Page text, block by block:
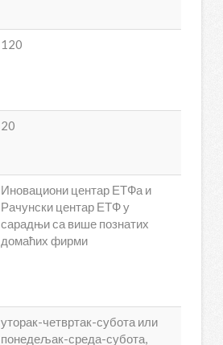
120
20
Иновациони центар ЕТФа и
Рачунски центар ЕТФ у
сарадњи са више познатих
домаћих фирми
уторак-четвртак-субота или
понедељак-среда-субота,